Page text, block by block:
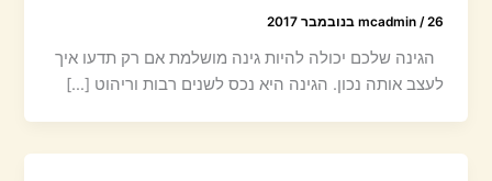
mcadmin /26 בנובמבר 2017
הגינה שלכם יכולה להיות גינה מושלמת אם רק תדעו איך
לעצב אותה נכון. הגינה היא נכס לשנים רבות וריהוט […]